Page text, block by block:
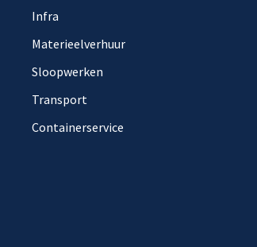
Infra
Materieelverhuur
Sloopwerken
Transport
Containerservice